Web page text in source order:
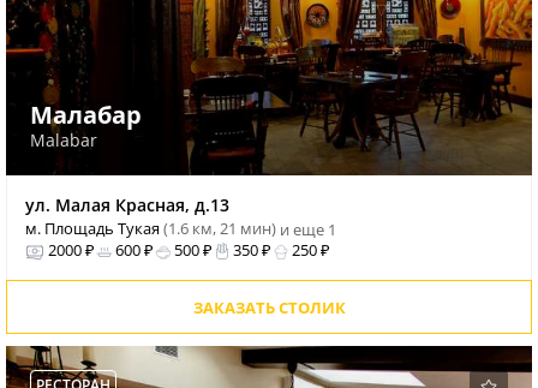
Малабар
Malabar
ул. Малая Красная, д.13
м. Площадь Тукая(1.6 км, 21 мин) и еще 1
2000 ₽
600 ₽ 500 ₽ 350 ₽ 250 ₽
ЗАКАЗАТЬ СТОЛИК